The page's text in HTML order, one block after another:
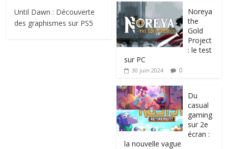
Until Dawn : Découverte
des graphismes sur PS5
Noreya
the
Gold
Project
: le test
sur PC
30 juin 2024 0
Du
casual
gaming
sur 2e
écran :
la nouvelle vague